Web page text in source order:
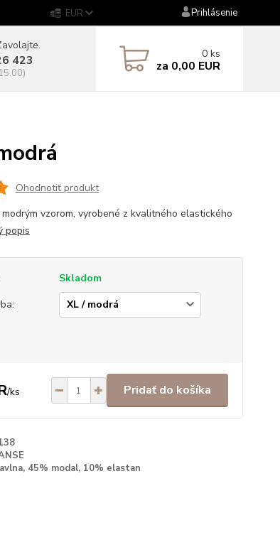
EUR Prihlásenie
423 0 ks
za 0,00 EUR
Ohodnotiť produkt
vzorom, vyrobené z kvalitného elastického
popis
Skladom
/ks Pridať do košíka
45% modal, 10% elastan